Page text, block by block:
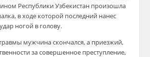
Республики Узбекистан произошла
в ходе которой последний нанес
ногой в голову.
мужчина скончался, а приезжий,
за совершенное преступление,